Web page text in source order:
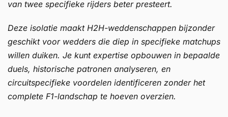
van twee specifieke rijders beter presteert.
Deze isolatie maakt H2H-weddenschappen bijzonder
geschikt voor wedders die diep in specifieke matchups
willen duiken. Je kunt expertise opbouwen in bepaalde
duels, historische patronen analyseren, en
circuitspecifieke voordelen identificeren zonder het
complete F1-landschap te hoeven overzien.